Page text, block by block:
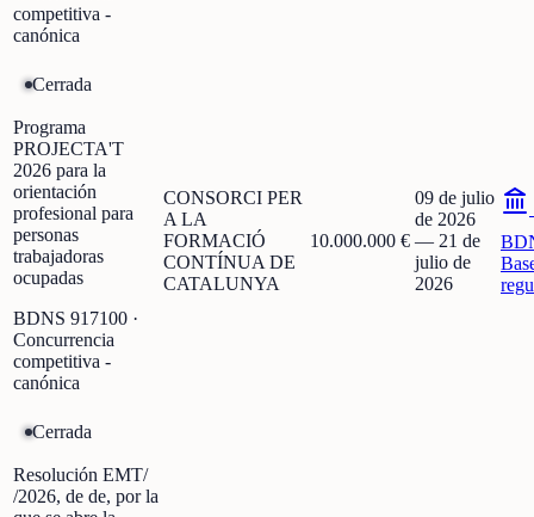
competitiva -
canónica
Cerrada
Programa
PROJECTA'T
2026 para la
orientación
profesional para
personas
trabajadoras
ocupadas
BDNS 917100 ·
Concurrencia
competitiva -
canónica
CONSORCI PER
A LA
FORMACIÓ
CONTÍNUA DE
CATALUNYA
10.000.000 €
09 de julio
de 2026
— 21 de
julio de
2026
Cerrada
Resolución EMT/
/2026, de de, por la